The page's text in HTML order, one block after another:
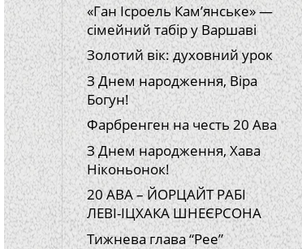
«Ган Ісроель Кам’янське» —
сімейний табір у Варшаві
Золотий вік: духовний урок
З Днем народження, Віра
Богун!
Фарбренген на честь 20 Ава
З Днем народження, Хава
Ніконьонок!
20 АВА – ЙОРЦАЙТ РАБІ
ЛЕВІ-ІЦХАКА ШНЕЄРСОНА
Тижнева глава “Рее”